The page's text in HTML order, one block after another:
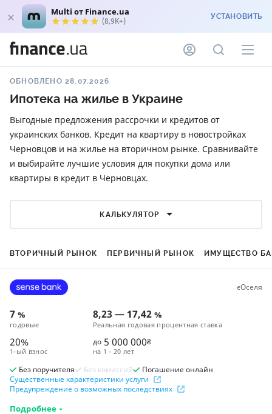
Multi от Finance.ua
(8,9K+) УСТАНОВИТЬ
ОБНОВЛЕНО 28.07.2026
Ипотека на жилье в Украине
Выгодные предложения рассрочки и кредитов от
украинских банков. Кредит на квартиру в новостройках
Черновцов и на жилье на вторичном рынке. Сравнивайте
и выбирайте лучшие условия для покупки дома или
квартиры в кредит в Черновцах.
КАЛЬКУЛЯТОР
ВТОРИЧНЫЙ РЫНОК ПЕРВИЧНЫЙ РЫНОК ИМУЩЕСТВО
єОселя
7 %
годовые
8,23— 17,42%
Реальная годовая процентная ставка
20%
1-ый взнос
до 5 000 000₴
на 1 - 20 лет
Без поручителя Без комиссий
Погашение онлайн
Существенные характеристики услуги
Предупреждение о возможных последствиях
Подробнее